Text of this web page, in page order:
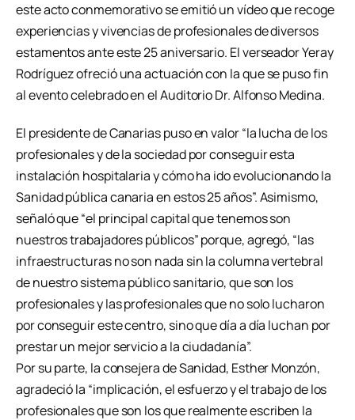
este acto conmemorativo se emitió un vídeo que recoge
experiencias y vivencias de profesionales de diversos
estamentos ante este 25 aniversario. El verseador Yeray
Rodríguez ofreció una actuación con la que se puso fin
al evento celebrado en el Auditorio Dr. Alfonso Medina.
El presidente de Canarias puso en valor “la lucha de los
profesionales y de la sociedad por conseguir esta
instalación hospitalaria y cómo ha ido evolucionando la
Sanidad pública canaria en estos 25 años”. Asimismo,
señaló que “el principal capital que tenemos son
nuestros trabajadores públicos” porque, agregó, “las
infraestructuras no son nada sin la columna vertebral
de nuestro sistema público sanitario, que son los
profesionales y las profesionales que no solo lucharon
por conseguir este centro, sino que día a día luchan por
prestar un mejor servicio a la ciudadanía”.
Por su parte, la consejera de Sanidad, Esther Monzón,
agradeció la “implicación, el esfuerzo y el trabajo de los
profesionales que son los que realmente escriben la